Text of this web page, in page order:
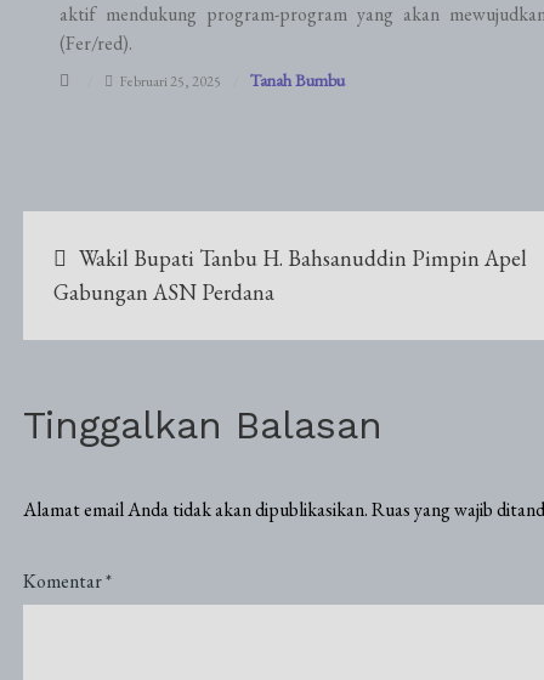
aktif mendukung program-program yang akan
(Fer/red).
Februari 25, 2025 Tanah Bumbu
Navigasi
pos
Wakil Bupati Tanbu H. Bahsanuddin Pimpin Apel
Gabungan ASN Perdana
Tinggalkan Balasan
Alamat email Anda tidak akan dipublikasikan.Ruas yang wajib
Komentar*